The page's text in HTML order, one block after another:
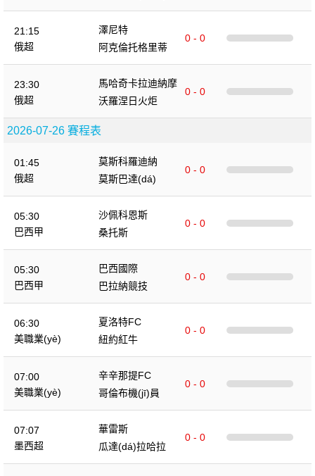
21:15
俄超
澤尼特
0 - 0
阿克倫托格里蒂
23:30
俄超
馬哈奇卡拉迪納摩
0 - 0
沃羅涅日火炬
2026-07-26 賽程表
01:45
俄超
莫斯科羅迪納
0 - 0
莫斯巴達(dá)
05:30
巴西甲
沙佩科恩斯
0 - 0
桑托斯
05:30
巴西甲
巴西國際
0 - 0
巴拉納競技
06:30
美職業(yè)
夏洛特FC
0 - 0
紐約紅牛
07:00
美職業(yè)
辛辛那提FC
0 - 0
哥倫布機(jī)員
07:07
墨西超
華雷斯
0 - 0
瓜達(dá)拉哈拉